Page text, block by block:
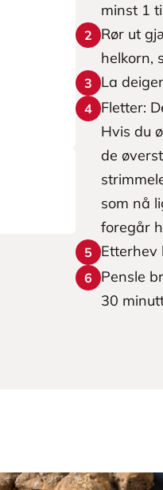
minst 1
2
Rør ut
helkorn,
3 La
4 Fletter:
Hvis du
de
som nå
foregår
5 Etterhev
6
Pensle
30